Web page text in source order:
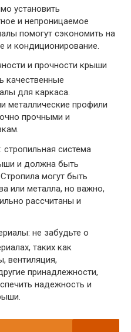
установить
и непроницаемое
помогут сэкономить на
и кондиционирование.
и прочности крыши
качественные
для каркаса.
металлические профили
прочными и
стропильная система
и должна быть
могут быть
или металла, но важно,
рассчитаны и
не забудьте о
таких как
вентиляция,
принадлежности,
надежность и